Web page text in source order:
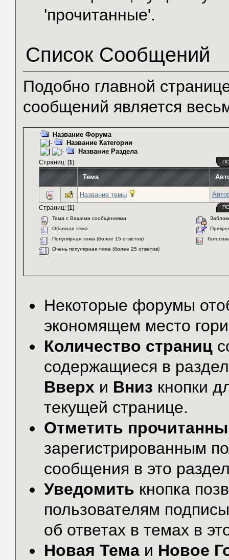
'прочитанные'.
Список Сообщений
Подобно главной
сообщений является
Название Форума
Название Категории
Название Раздела
Страниц: [1]
Тема
Название темы
Страниц: [1]
Тема с Вашими сообщениями
Обычная тема
Популярная тема (более 15 ответов)
Очень популярная тема (более 25 ответов)
Некоторые форумы
экономящем место
Количество страниц
содержащиеся в
Вверх и Вниз кнопки
текущей странице.
Отметить
зарегистрированным
сообщения в это
Уведомить кнопка
пользователям
об ответах в темах в
Новая Тема и Новое